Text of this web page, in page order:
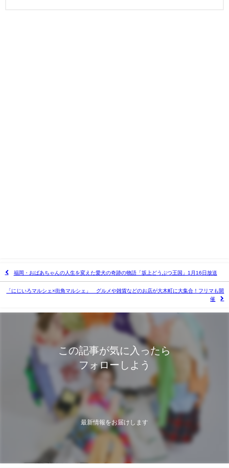
福岡・おばあちゃんの人生を変えた愛犬の奇跡の物語「坂上どうぶつ王国」1月16日放送
「にじいろマルシェ×街角マルシェ」 グルメや雑貨などのお店が大木町に大集合！フリマも開
催
この記事が気に入ったら
フォローしよう
最新情報をお届けします